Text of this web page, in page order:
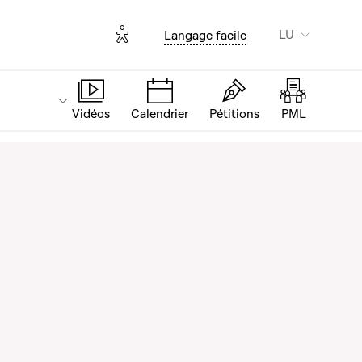
Options d'accessibilité
Langage facile LU
Vidéos Calendrier Pétitions PML